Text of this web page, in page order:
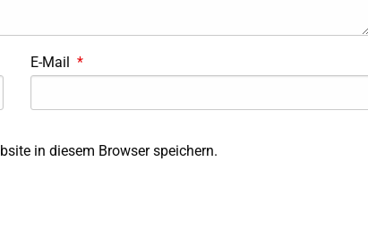
E-Mail *
in diesem Browser speichern.